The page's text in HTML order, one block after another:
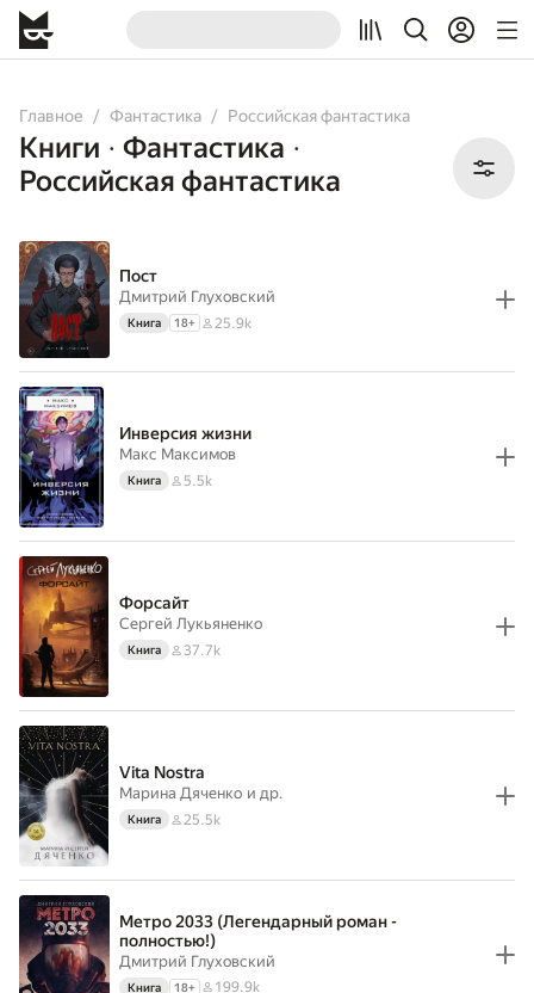
Главное Фантастика Российская фантастика
AllBooks
Книги • Фантастика •
Российская фантастика
Пост
Дмитрий Глуховский
Книга 18+ 25.9k
Инверсия жизни
Макс Максимов
Книга 5.5k
Форсайт
Сергей Лукьяненко
Книга 37.7k
Vita Nostra
Марина Дяченко и др.
Книга 25.5k
Метро 2033 (Легендарный роман -
полностью!)
Дмитрий Глуховский
Книга 18+ 199.9k